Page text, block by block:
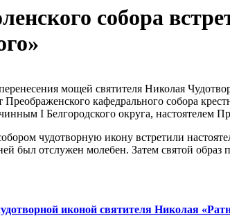
собора
мощей святителя Николая
кафедрального собора
I Белгородского округа,
чудотворную икону встретили
был отслужен молебен. Затем святой
иконой святителя Николая